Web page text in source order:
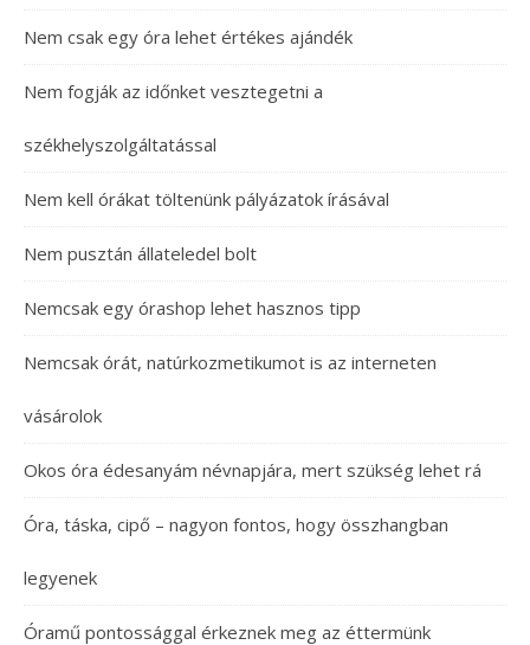
Nem csak egy óra lehet értékes ajándék
Nem fogják az időnket vesztegetni a
székhelyszolgáltatással
Nem kell órákat töltenünk pályázatok írásával
Nem pusztán állateledel bolt
Nemcsak egy órashop lehet hasznos tipp
Nemcsak órát, natúrkozmetikumot is az interneten
vásárolok
Okos óra édesanyám névnapjára, mert szükség lehet rá
Óra, táska, cipő – nagyon fontos, hogy összhangban
legyenek
Óramű pontossággal érkeznek meg az éttermünk